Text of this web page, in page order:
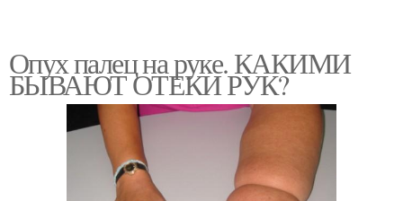
Опух палец на руке. КАКИМИ
БЫВАЮТ ОТЕКИ РУК?